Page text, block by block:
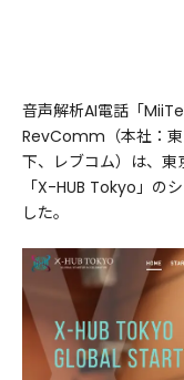
音声解析AI電話「
RevComm（本社：
下、レブコム）は、​東
「X-HUB Tokyo」の
した。